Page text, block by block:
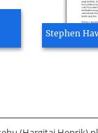
Stephen